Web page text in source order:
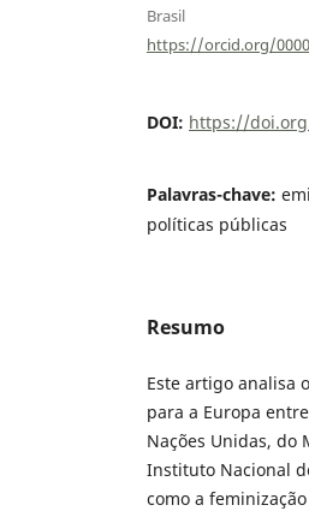
Brasil
https://orcid.org/
DOI: https://
Palavras-chave:
políticas públicas
Resumo
Este artigo analisa
para a Europa
Nações Unidas, do
Instituto Nacional
como a